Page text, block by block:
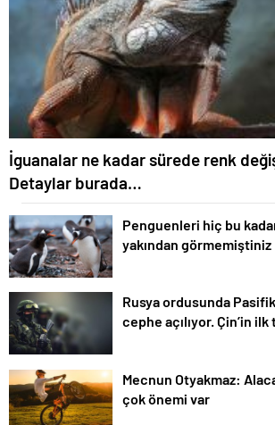
İguanalar ne kadar sürede renk
Detaylar burada…
Penguenleri hiç bu
yakından görmemiştiniz
Rusya ordusunda
cephe açılıyor. Çin’in
Mecnun Otyakmaz:
çok önemi var